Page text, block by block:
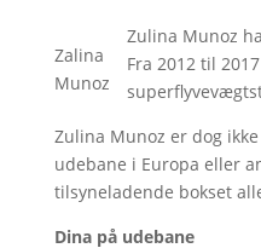
Zalina
Munoz
Zulina Munoz
Fra 2012 til
Zulina Munoz er dog
udebane i Europa eller
tilsyneladende bokset
Dina på udebane